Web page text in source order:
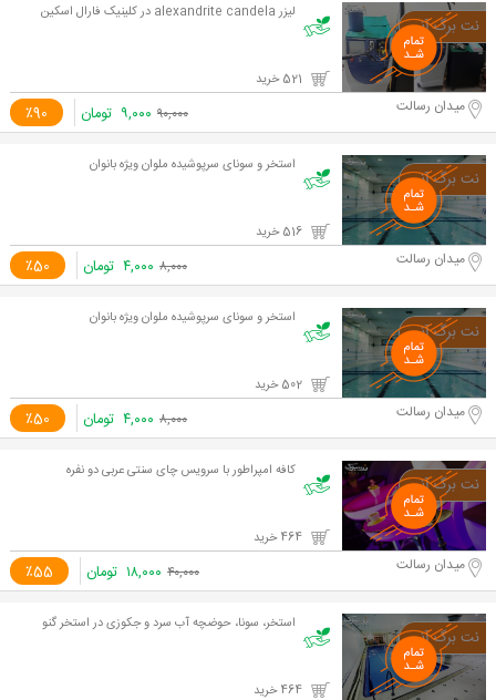
لیزر alexandrite candela در کلینیک فارال اسکین
٪90 میدان رسالت ۹۰,۰۰۰ ۹,۰۰۰ تومان
استخر و سونای سرپوشیده ملوان ویژه بانوان
٪50 میدان رسالت ۸,۰۰۰ ۴,۰۰۰ تومان
استخر و سونای سرپوشیده ملوان ویژه بانوان
٪50 میدان رسالت ۸,۰۰۰ ۴,۰۰۰ تومان
کافه امپراطور با سرویس چای سنتی عربی دو نفره
٪55 میدان رسالت ۴۰,۰۰۰ ۱۸,۰۰۰ تومان
استخر، سونا، حوضچه آب سرد و جکوزی در استخر گنو